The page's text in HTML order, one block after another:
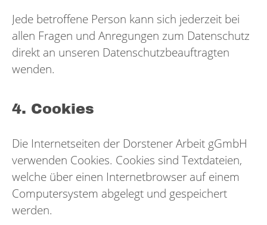
Jede betroffene Person kann sich jederzeit bei
allen Fragen und Anregungen zum Datenschutz
direkt an unseren Datenschutzbeauftragten
wenden.
4. Cookies
Die Internetseiten der Dorstener Arbeit gGmbH
verwenden Cookies. Cookies sind Textdateien,
welche über einen Internetbrowser auf einem
Computersystem abgelegt und gespeichert
werden.